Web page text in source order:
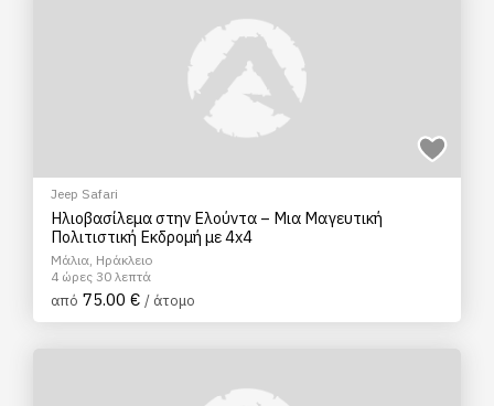
Jeep Safari
Ηλιοβασίλεμα στην Ελούντα – Μια Μαγευτική
Πολιτιστική Εκδρομή με 4x4
Μάλια, Ηράκλειο
4 ώρες 30 λεπτά
από 75.00 € / άτομο